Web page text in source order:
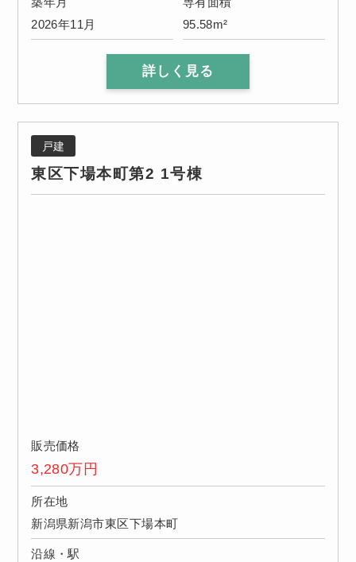
2026年11月
95.58m²
詳しく見る
戸建
東区下場本町第2 1号棟
販売価格
3,280万円
所在地
新潟県新潟市東区下場本町
沿線・駅